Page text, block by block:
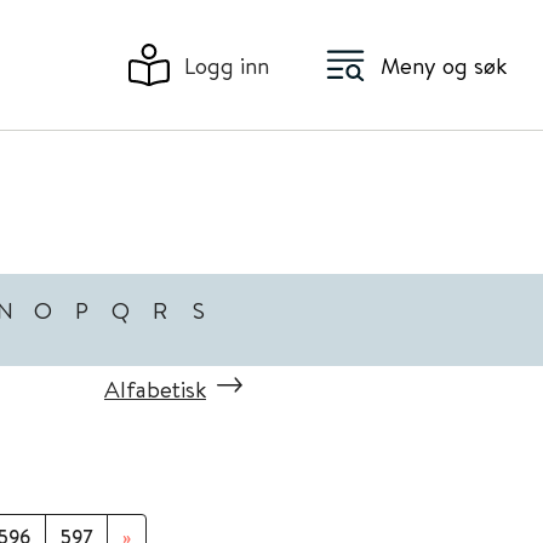
Logg inn Meny og søk
O P Q R S
Alfabetisk
596 597 »